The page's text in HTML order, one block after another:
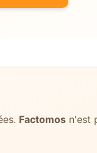
Factomos n'est